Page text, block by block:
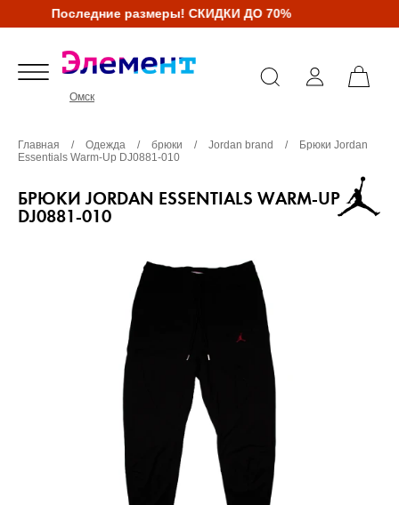
Последние размеры! СКИДКИ ДО 70%
Омск
Главная / Одежда / брюки / Jordan brand /
Брюки Jordan
Essentials Warm-Up DJ0881-010
БРЮКИ JORDAN ESSENTIALS WARM-UP
DJ0881-010